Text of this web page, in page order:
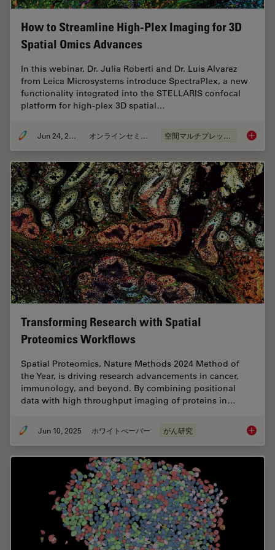
How to Streamline High-Plex Imaging for 3D
Spatial Omics Advances
In this webinar, Dr. Julia Roberti and Dr. Luis Alvarez
from Leica Microsystems introduce SpectraPlex, a new
functionality integrated into the STELLARIS confocal
platform for high-plex 3D spatial…
Jun 24, 2025 オンラインセミナー 空間マルチプレックス How to
Transforming Research with Spatial
Proteomics Workflows
Spatial Proteomics, Nature Methods 2024 Method of
the Year, is driving research advancements in cancer,
immunology, and beyond. By combining positional
data with high throughput imaging of proteins in…
Jun 10, 2025 ホワイトぺーパー がん研究